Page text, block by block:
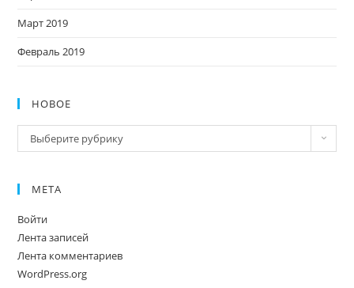
Март 2019
Февраль 2019
НОВОЕ
Новое
Выберите рубрику
МЕТА
Войти
Лента записей
Лента комментариев
WordPress.org